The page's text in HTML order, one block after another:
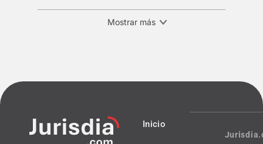
Mostrar más
Inicio